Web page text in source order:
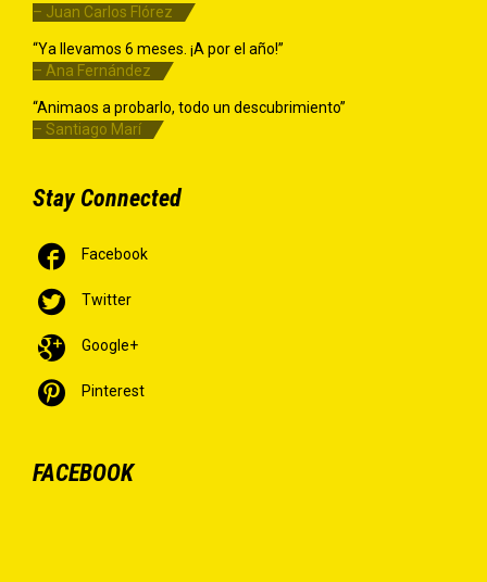
– Juan Carlos Flórez
“Ya llevamos 6 meses. ¡A por el año!”
– Ana Fernández
“Animaos a probarlo, todo un descubrimiento”
– Santiago Marí
Stay Connected
 Facebook
 Twitter
 Google+
 Pinterest
FACEBOOK